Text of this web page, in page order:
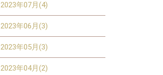
2023年07月(4)
2023年06月(3)
2023年05月(3)
2023年04月(2)